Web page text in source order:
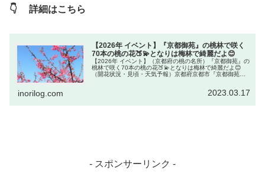
👇 詳細はこちら
【2026年 イベント】『京都御苑』の桃林で咲く
70本の桃の花🍑💫となりは梅林で綺麗だよ😊
【2026年 イベント】（京都府の桃の名所）『京都御苑』の
桃林で咲く70本の桃の花🍑💫となりは梅林で綺麗だよ😊
（開花状況・見頃・天気予報）京都府京都市『京都御苑』
inorilog.com 2023.03.17
- スポンサーリンク -